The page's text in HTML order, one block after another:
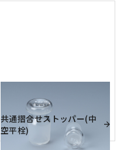
共通摺合せストッパー(中
空平栓)